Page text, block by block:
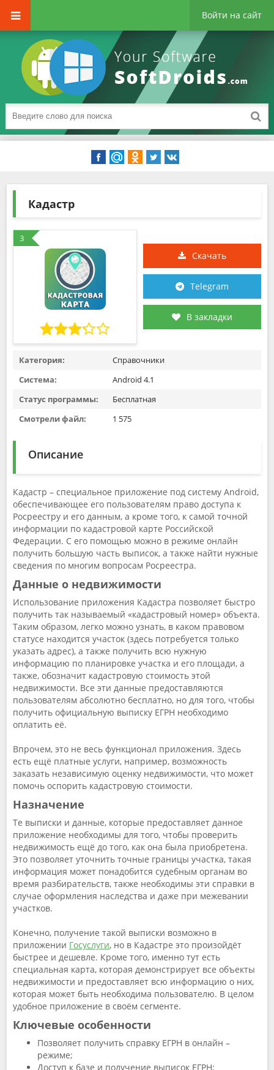
Войти на сайт
Кадастр
3
Скачать
Telegram
В закладки
Категория:
Справочники
Система:
Android 4.1
Статус программы:
Бесплатная
Смотрели файл:
1 575
Описание
Кадастр – специальное приложение под систему Android,
обеспечивающее его пользователям право доступа к
Росреестру и его данным, а кроме того, к самой точной
информации по кадастровой карте Российской
Федерации. С его помощью можно в режиме онлайн
получить большую часть выписок, а также найти нужные
сведения по многим вопросам Росреестра.
Данные о недвижимости
Использование приложения Кадастра позволяет быстро
получить так называемый «кадастровый номер» объекта.
Таким образом, легко можно узнать, в каком правовом
статусе находится участок (здесь потребуется только
указать адрес), а также получить всю нужную
информацию по планировке участка и его площади, а
также, обозначит кадастровую стоимость этой
недвижимости. Все эти данные предоставляются
пользователям абсолютно бесплатно, но для того, чтобы
получить официальную выписку ЕГРН необходимо
оплатить её.
Впрочем, это не весь функционал приложения. Здесь
есть ещё платные услуги, например, возможность
заказать независимую оценку недвижимости, что может
помочь оспорить кадастровую стоимости.
Назначение
Те выписки и данные, которые предоставляет данное
приложение необходимы для того, чтобы проверить
недвижимость ещё до того, как она была приобретена.
Это позволяет уточнить точные границы участка, такая
информация может понадобится судебным органам во
время разбирательств, также необходимы эти справки в
случае оформления наследства и даже при межевании
участков.
Конечно, получение такой выписки возможно в
приложении Госуслуги, но в Кадастре это произойдёт
быстрее и дешевле. Кроме того, именно тут есть
специальная карта, которая демонстрирует все объекты
недвижимости и предоставляет всю информацию о них,
которая может быть необходима пользователю. В целом
удобное приложение в своём сегменте.
Ключевые особенности
Позволяет получить справку ЕГРН в онлайн –
режиме;
Доступ к базе и получение выписок ЕГРН;